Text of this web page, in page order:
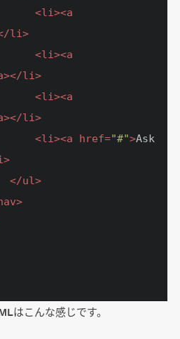
<li><a
li>
<li><a
></li>
<li><a
></li>
<li><a href="#">Ask
>
</ul>
>
はこんな感じです。